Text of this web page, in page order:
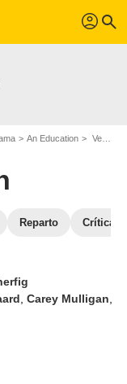
profil search
An Education Ver An Education en streaming
Reparto Críticas
,Carey Mulligan